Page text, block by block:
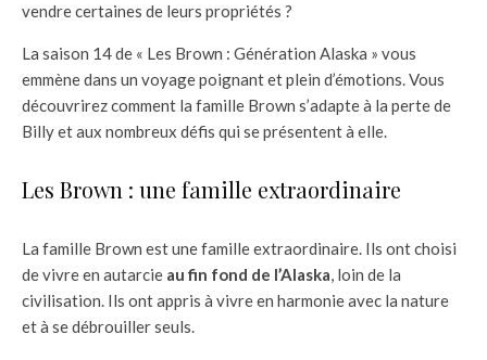
vendre certaines de leurs propriétés ?
La saison 14 de « Les Brown : Génération Alaska » vous
emmène dans un voyage poignant et plein d’émotions. Vous
découvrirez comment la famille Brown s’adapte à la perte de
Billy et aux nombreux défis qui se présentent à elle.
Les Brown : une famille extraordinaire
La famille Brown est une famille extraordinaire. Ils ont choisi
de vivre en autarcie au fin fond de l’Alaska, loin de la
civilisation. Ils ont appris à vivre en harmonie avec la nature
et à se débrouiller seuls.